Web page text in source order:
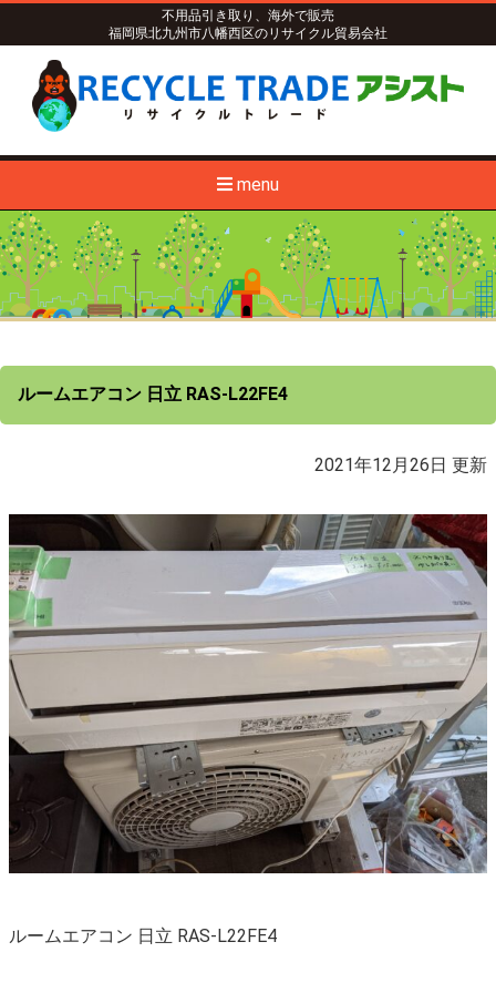
不用品引き取り、海外で販売
福岡県北九州市八幡西区のリサイクル貿易会社
menu
ルームエアコン 日立 RAS-L22FE4
2021年12月26日 更新
ルームエアコン 日立 RAS-L22FE4